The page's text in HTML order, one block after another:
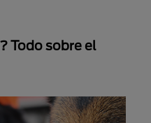
Todo sobre el